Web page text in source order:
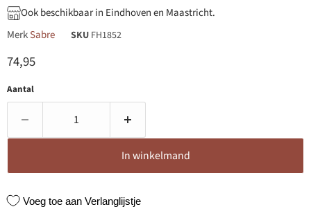
Ook beschikbaar in Eindhoven en Maastricht.
MerkSabre SKU FH1852
Huidige prijs
74,95
Aantal
In winkelmand
Voeg toe aan Verlanglijstje